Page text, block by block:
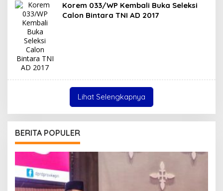
Korem 033/WP Kembali Buka Seleksi
Calon Bintara TNI AD 2017
Lihat Selengkapnya
BERITA POPULER